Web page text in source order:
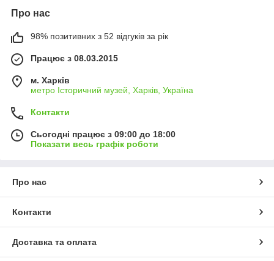
Про нас
98% позитивних з 52 відгуків за рік
Працює з 08.03.2015
м. Харків
метро Історичний музей, Харків, Україна
Контакти
Сьогодні працює з 09:00 до 18:00
Показати весь графік роботи
Про нас
Контакти
Доставка та оплата